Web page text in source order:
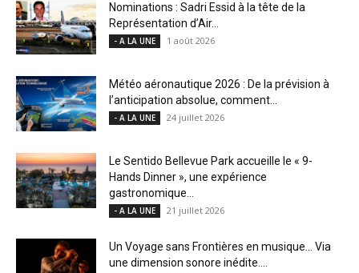
Nominations : Sadri Essid à la tête de la
Représentation d’Air...
- A LA UNE 1 août 2026
Météo aéronautique 2026 : De la prévision à
l’anticipation absolue, comment...
- A LA UNE 24 juillet 2026
Le Sentido Bellevue Park accueille le « 9-
Hands Dinner », une expérience
gastronomique...
- A LA UNE 21 juillet 2026
Un Voyage sans Frontières en musique… Via
une dimension sonore inédite....